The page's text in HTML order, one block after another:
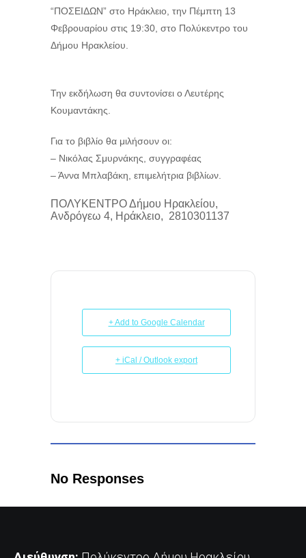
“ΠΟΣΕΙΔΩΝ” στο Ηράκλειο, την Πέμπτη 13
Φεβρουαρίου στις 19:30, στο Πολύκεντρο του
Δήμου Ηρακλείου.
Την εκδήλωση θα συντονίσει ο Λευτέρης
Κουμαντάκης.
Για το βιβλίο θα μιλήσουν οι:
– Νικόλας Σμυρνάκης, συγγραφέας
– Άννα Μπλαβάκη, επιμελήτρια βιβλίων.
ΠΟΛΥΚΕΝΤΡΟ Δήμου Ηρακλείου,
Ανδρόγεω 4, Ηράκλειο, 2810301137
+ Add to Google Calendar
+ iCal / Outlook export
No Responses